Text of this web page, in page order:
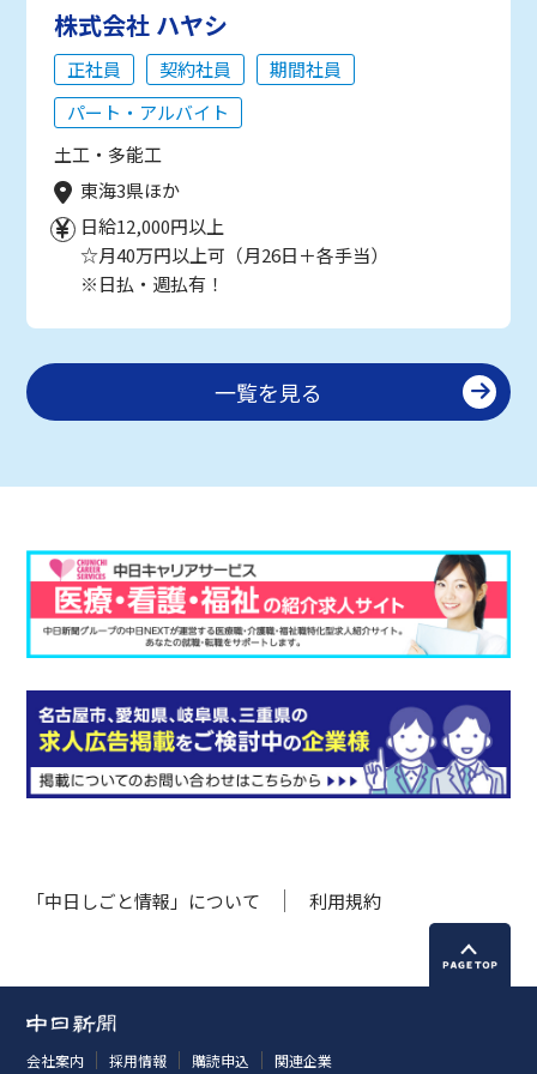
株式会社 ハヤシ
正社員 契約社員
期間社員
パート・アルバイト
土工・多能工
東海3県ほか
日給12,000円以上
☆月40万円以上可（月26日＋各手当）
※日払・週払有！
一覧を見る
「中日しごと情報」について 利用規約
会社案内 採用情報 購読申込 関連企業